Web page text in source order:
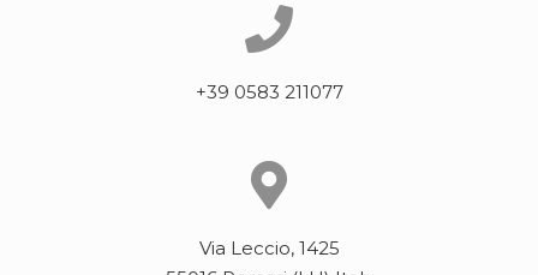
+39 0583 211077
Via Leccio, 1425